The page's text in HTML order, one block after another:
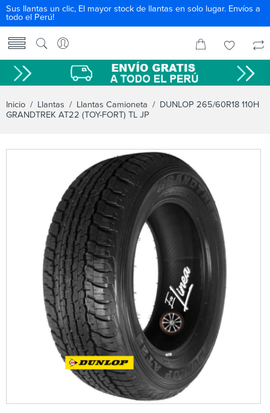
Sus llantas un clic, El mayor stock de llantas en solo lugar. Envíos a
todo el Perú!
Inicio / Llantas / Llantas Camioneta / DUNLOP 265/60R18 110H
GRANDTREK AT22 (TOY-FORT) TL JP